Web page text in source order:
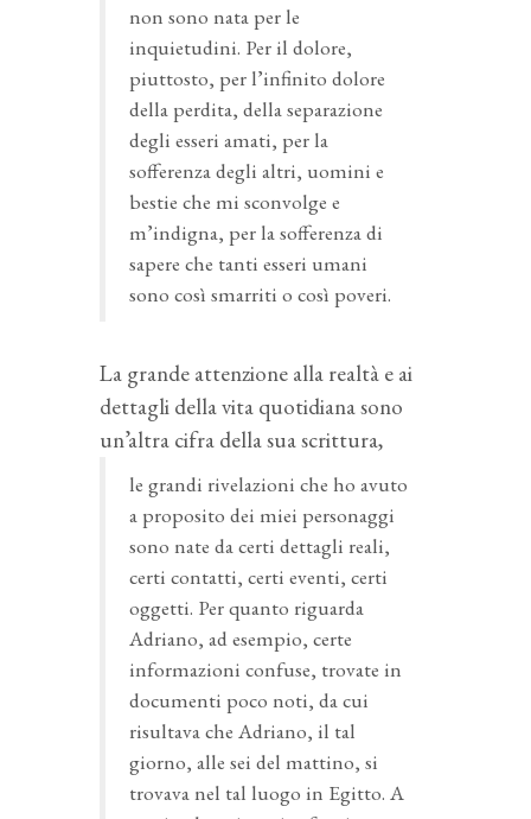
non sono nata per le
inquietudini. Per il dolore,
piuttosto, per l’infinito dolore
della perdita, della separazione
degli esseri amati, per la
sofferenza degli altri, uomini e
bestie che mi sconvolge e
m’indigna, per la sofferenza di
sapere che tanti esseri umani
sono così smarriti o così poveri.
La grande attenzione alla realtà e ai
dettagli della vita quotidiana sono
un’altra cifra della sua scrittura,
le grandi rivelazioni che ho avuto
a proposito dei miei personaggi
sono nate da certi dettagli reali,
certi contatti, certi eventi, certi
oggetti. Per quanto riguarda
Adriano, ad esempio, certe
informazioni confuse, trovate in
documenti poco noti, da cui
risultava che Adriano, il tal
giorno, alle sei del mattino, si
trovava nel tal luogo in Egitto. A